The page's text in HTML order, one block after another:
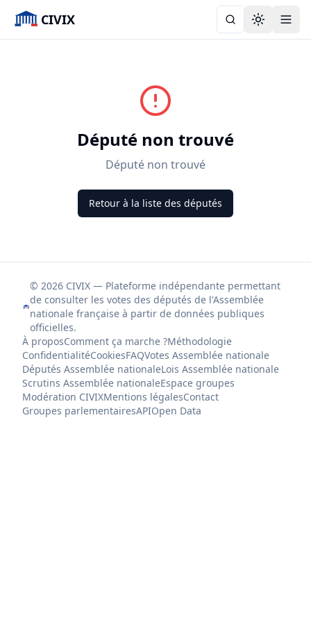
CIVIX Toggle
Député non trouvé
Député non trouvé
Retour à la liste des députés
© 2026 CIVIX — Plateforme indépendante permettant
de consulter les votes des députés de l'Assemblée
nationale française à partir de données publiques
officielles.
À proposComment ça marche ?Méthodologie
ConfidentialitéCookiesFAQVotes Assemblée nationale
Députés Assemblée nationaleLois Assemblée nationale
Scrutins Assemblée nationaleEspace groupes
Modération CIVIXMentions légalesContact
Groupes parlementairesAPIOpen Data